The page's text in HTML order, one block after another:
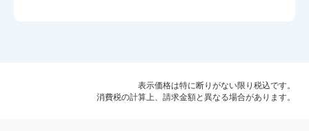
表示価格は特に断りがない限り税込です。
消費税の計算上、請求金額と異なる場合があります。